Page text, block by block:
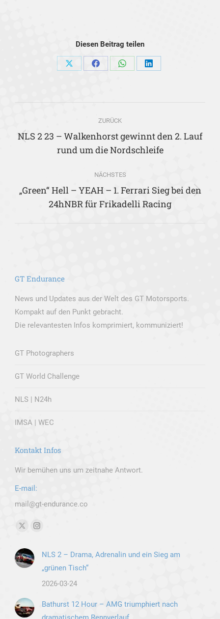
Diesen Beitrag teilen
Share
Share
Share
Share
Kommentarnavigation
ZURÜCK
Vorheriger
Beitrag:
NLS 2 23 – Walkenhorst gewinnt den 2. Lauf
rund um die Nordschleife
NÄCHSTES
Nächster
Beitrag:
„Green“ Hell – YEAH – 1. Ferrari Sieg bei den
24hNBR für Frikadelli Racing
GT Endurance
News und Updates aus der Welt des GT Motorsports.
Kompakt auf den Punkt gebracht.
Die relevantesten Infos komprimiert, kommuniziert!
GT Photographers
GT World Challenge
NLS | N24h
IMSA | WEC
Kontakt Infos
Wir bemühen uns um zeitnahe Antwort.
E-mail:
mail@gt-endurance.co
Finden Sie uns auf:
X
opens
in
Instagram
opens
in
new
NLS 2 – Drama, Adrenalin und ein Sieg am
„grünen Tisch“
2026-03-24
Bathurst 12 Hour – AMG triumphiert nach